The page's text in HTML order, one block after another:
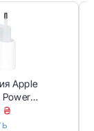
Apple
Power
EU
₴